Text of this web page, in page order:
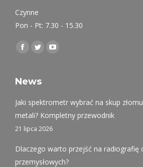
Czynne
Pon - Pt: 7.30 - 15.30
Find us on:
Facebook
opens
new
window
Twitter
opens
new
window
YouTube
new
window
News
Jaki spektrometr wybrać na skup
metali? Kompletny przewodnik
21 lipca 2026
Dlaczego warto przejść na radiografię
przemysłowych?